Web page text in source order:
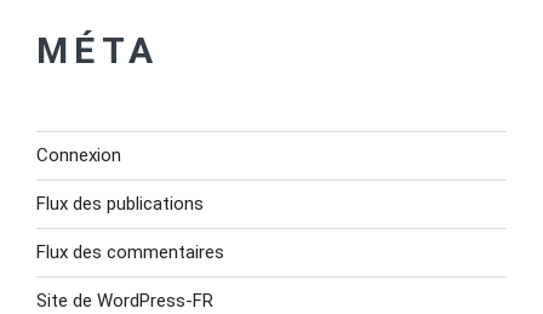
MÉTA
Connexion
Flux des publications
Flux des commentaires
Site de WordPress-FR